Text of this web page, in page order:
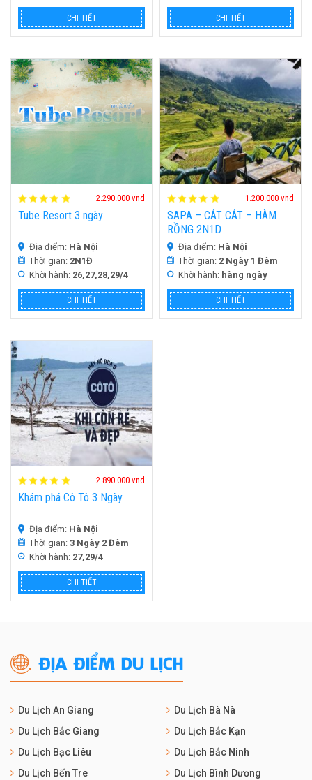
CHI TIẾT CHI TIẾT
2.290.000 vnd
Tube Resort 3 ngày
Địa điểm: Hà Nội
Thời gian: 2N1Đ
Khời hành: 26,27,28,29/4
CHI TIẾT
1.200.000 vnd
SAPA – CÁT CÁT – HÀM
RỒNG 2N1D
Địa điểm: Hà Nội
Thời gian: 2 Ngày 1 Đêm
Khời hành: hàng ngày
CHI TIẾT
2.890.000 vnd
Khám phá Cô Tô 3 Ngày
Địa điểm: Hà Nội
Thời gian: 3 Ngày 2 Đêm
Khời hành: 27,29/4
CHI TIẾT
ĐỊA ĐIỂM DU LỊCH
Du Lịch An Giang
Du Lịch Bà Nà
Du Lịch Bắc Giang
Du Lịch Bắc Kạn
Du Lịch Bạc Liêu
Du Lịch Bắc Ninh
Du Lịch Bến Tre
Du Lịch Bình Dương